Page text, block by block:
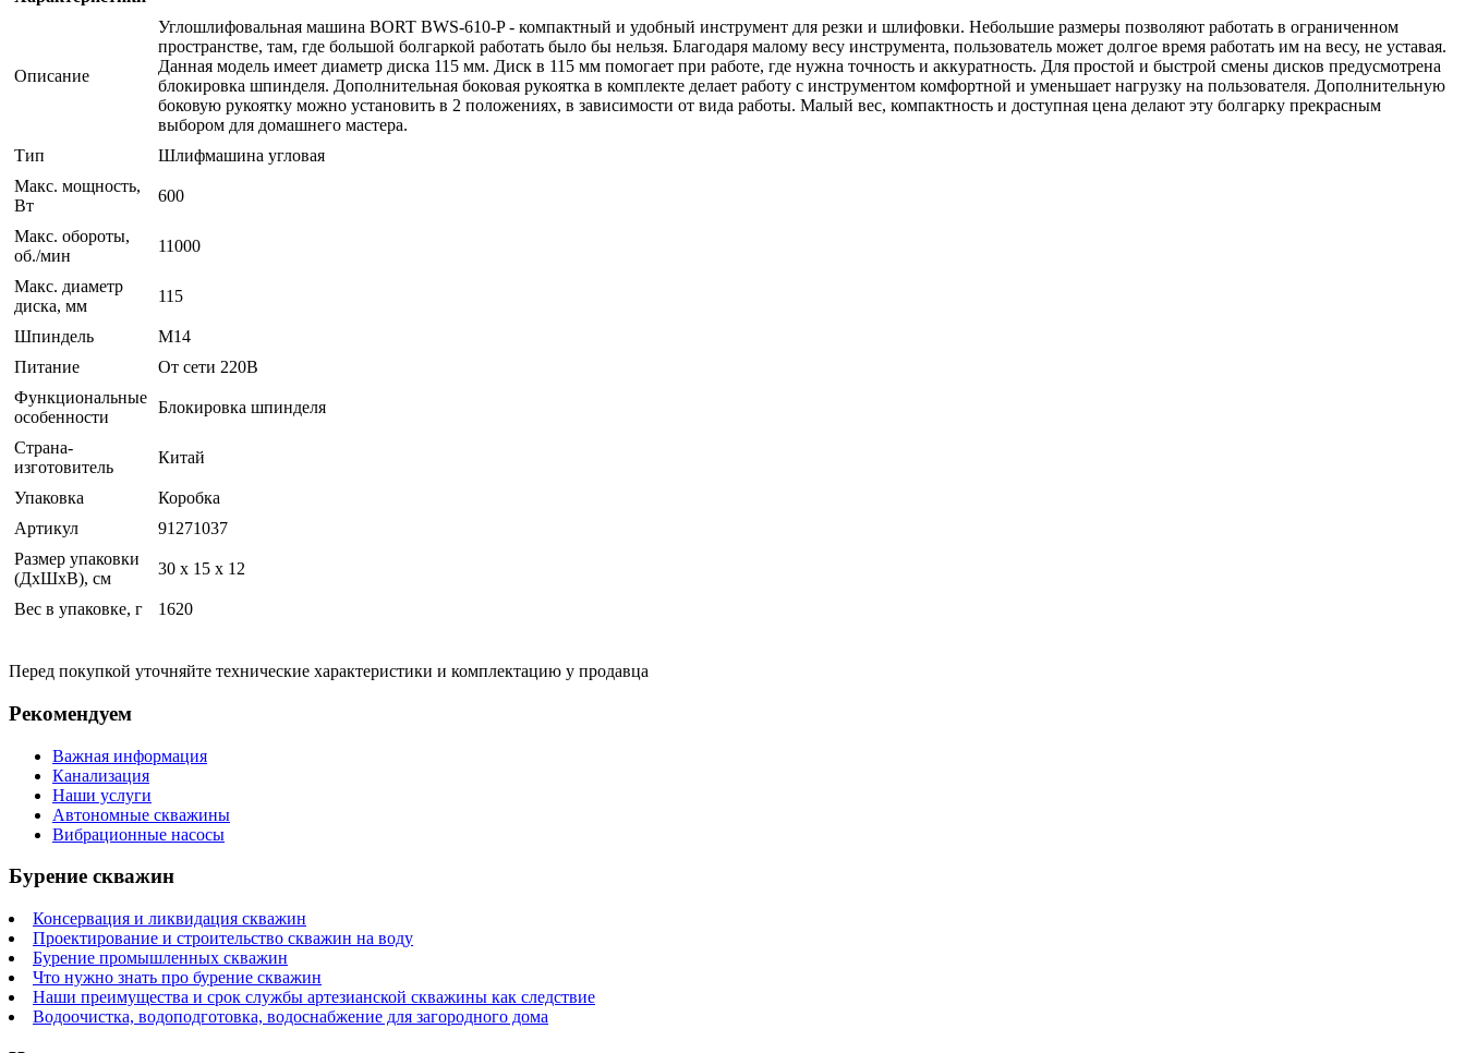
Описание
Углошлифовальная машина BORT BWS-610-P - компактный и удобный инструмент для резки и шлифовки. Небольшие размеры позволяют работать в ограниченном
пространстве, там, где большой болгаркой работать было бы нельзя. Благодаря малому весу инструмента, пользователь может долгое время работать им на весу, не уставая.
Данная модель имеет диаметр диска 115 мм. Диск в 115 мм помогает при работе, где нужна точность и аккуратность. Для простой и быстрой смены дисков предусмотрена
блокировка шпинделя. Дополнительная боковая рукоятка в комплекте делает работу с инструментом комфортной и уменьшает нагрузку на пользователя. Дополнительную
боковую рукоятку можно установить в 2 положениях, в зависимости от вида работы. Малый вес, компактность и доступная цена делают эту болгарку прекрасным
выбором для домашнего мастера.
Тип
Шлифмашина угловая
Макс. мощность,
Вт
600
Макс. обороты,
об./мин
11000
Макс. диаметр
диска, мм
115
Шпиндель
M14
Питание
От сети 220В
Функциональные
особенности
Блокировка шпинделя
Страна-
изготовитель
Китай
Упаковка
Коробка
Артикул
91271037
Размер упаковки
(ДхШхВ), см
30 x 15 x 12
Вес в упаковке, г 1620
Перед покупкой уточняйте технические характеристики и комплектацию у продавца
Рекомендуем
Важная информация
Канализация
Наши услуги
Автономные скважины
Вибрационные насосы
Бурение скважин
Консервация и ликвидация скважин
Проектирование и строительство скважин на воду
Бурение промышленных скважин
Что нужно знать про бурение скважин
Наши преимущества и срок службы артезианской скважины как следствие
Водоочистка, водоподготовка, водоснабжение для загородного дома